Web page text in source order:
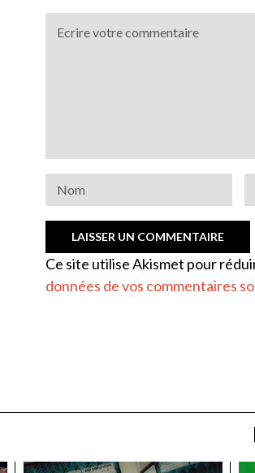
Ce site utilise Akismet pour
données de vos commentaires